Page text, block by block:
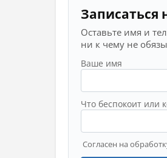
Записаться
Оставьте имя и
ни к чему не
Ваше имя
Что беспокоит или
Согласен на